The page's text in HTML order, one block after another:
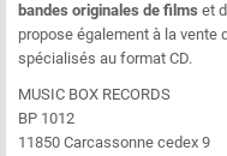
bandes originales de films et
propose également à la vente
spécialisés au format CD.
MUSIC BOX RECORDS
BP 1012
11850 Carcassonne cedex 9